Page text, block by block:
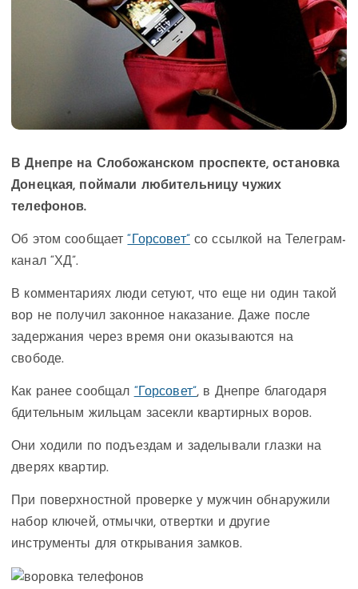
В Днепре на Слобожанском проспекте, остановка
Донецкая, поймали любительницу чужих
телефонов.
Об этом сообщает“Горсовет” со ссылкой на Телеграм-
канал “ХД”.
В комментариях люди сетуют, что еще ни один такой
вор не получил законное наказание. Даже после
задержания через время они оказываются на
свободе.
Как ранее сообщал “Горсовет”, в Днепре благодаря
бдительным жильцам засекли квартирных воров.
Они ходили по подъездам и заделывали глазки на
дверях квартир.
При поверхностной проверке у мужчин обнаружили
набор ключей, отмычки, отвертки и другие
инструменты для открывания замков.